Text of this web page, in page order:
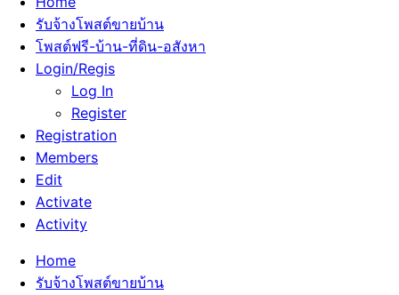
รับจ้างโพสต์ขายบ้าน
โพสต์ฟรี-บ้าน-ที่ดิน-อสังหา
Login/Regis
Log In
Register
Registration
Members
Edit
Activate
Activity
Home
รับจ้างโพสต์ขายบ้าน